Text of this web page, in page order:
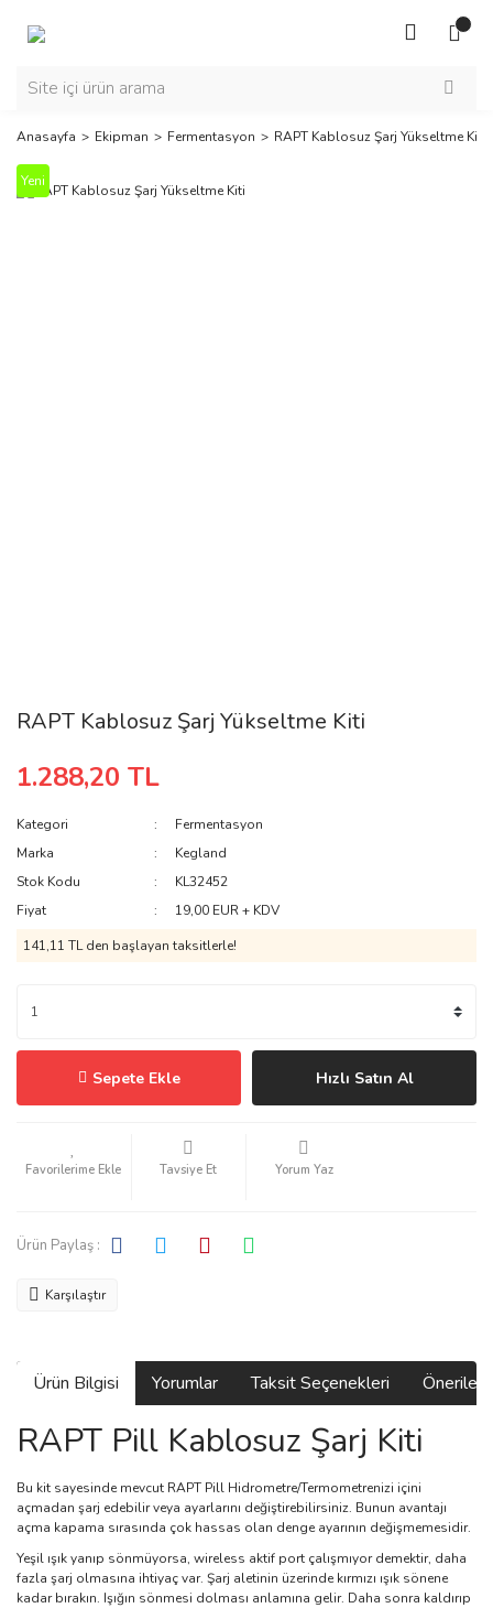
Anasayfa Ekipman Fermentasyon RAPT Kablosuz Şarj Yükseltme Kiti
Yeni
RAPT Kablosuz Şarj Yükseltme Kiti
1.288,20 TL
Kategori
Fermentasyon
Marka
Kegland
Stok Kodu
KL32452
Fiyat
19,00 EUR + KDV
141,11 TL den başlayan taksitlerle!
Sepete Ekle Hızlı Satın Al
Tavsiye Et Yorum Yaz
Ürün Paylaş :
Karşılaştır
Ürün Bilgisi Yorumlar Taksit Seçenekleri
RAPT Pill Kablosuz Şarj Kiti
Bu kit sayesinde mevcut RAPT Pill Hidrometre/Termometrenizi içini
açmadan şarj edebilir veya ayarlarını değiştirebilirsiniz. Bunun avantajı
açma kapama sırasında çok hassas olan denge ayarının değişmemesidir.
Yeşil ışık yanıp sönmüyorsa, wireless aktif port çalışmıyor demektir, daha
fazla şarj olmasına ihtiyaç var. Şarj aletinin üzerinde kırmızı ışık sönene
kadar bırakın. Işığın sönmesi dolması anlamına gelir. Daha sonra kaldırıp